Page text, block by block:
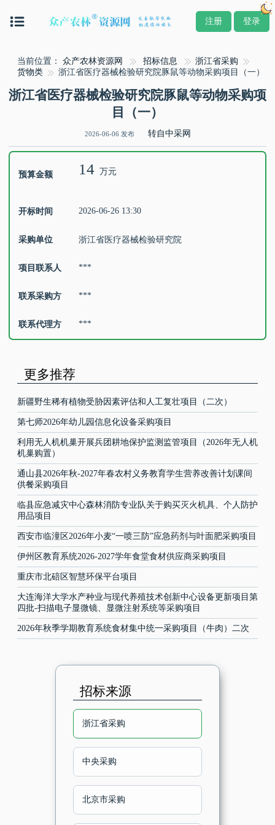
注册 登录
当前位置： 众产农林资源网 招标信息
浙江省采购
货物类
浙江省医疗器械检验研究院豚鼠等动物采购项目（一）
浙江省医疗器械检验研究院豚鼠等动物采购项
目（一）
2026-06-06 发布 转自中采网
预算金额 14 万元
开标时间 2026-06-26 13:30
采购单位 浙江省医疗器械检验研究院
项目联系人 ***
联系采购方 ***
联系代理方 ***
更多推荐
新疆野生稀有植物受胁因素评估和人工复壮项目（二次）
第七师2026年幼儿园信息化设备采购项目
利用无人机机巢开展兵团耕地保护监测监管项目（2026年无人机
机巢购置）
通山县2026年秋-2027年春农村义务教育学生营养改善计划课间
供餐采购项目
临县应急减灾中心森林消防专业队关于购买灭火机具、个人防护
用品项目
西安市临潼区2026年小麦“一喷三防”应急药剂与叶面肥采购项目
伊州区教育系统2026-2027学年食堂食材供应商采购项目
重庆市北碚区智慧环保平台项目
大连海洋大学水产种业与现代养殖技术创新中心设备更新项目第
四批-扫描电子显微镜、显微注射系统等采购项目
2026年秋季学期教育系统食材集中统一采购项目（牛肉）二次
招标来源
浙江省采购
中央采购
北京市采购